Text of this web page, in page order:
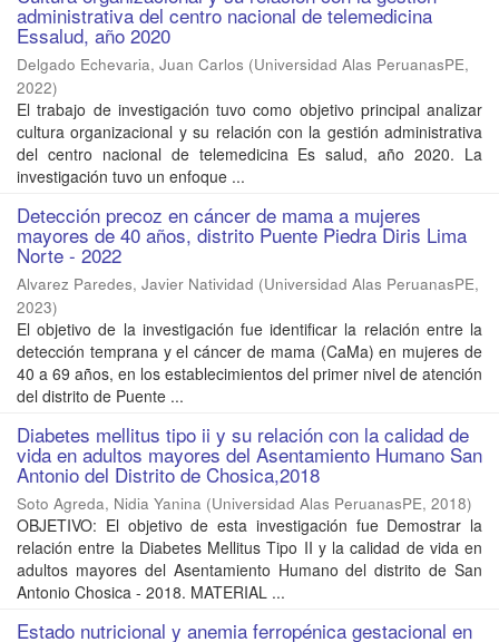
administrativa del centro nacional de telemedicina
Essalud, año 2020
Delgado Echevaria, Juan Carlos (Universidad Alas PeruanasPE,
2022)
El trabajo de investigación tuvo como objetivo principal analizar
cultura organizacional y su relación con la gestión administrativa
del centro nacional de telemedicina Es salud, año 2020. La
investigación tuvo un enfoque ...
Detección precoz en cáncer de mama a mujeres
mayores de 40 años, distrito Puente Piedra Diris Lima
Norte - 2022
Alvarez Paredes, Javier Natividad (Universidad Alas PeruanasPE,
2023)
El objetivo de la investigación fue identificar la relación entre la
detección temprana y el cáncer de mama (CaMa) en mujeres de
40 a 69 años, en los establecimientos del primer nivel de atención
del distrito de Puente ...
Diabetes mellitus tipo ii y su relación con la calidad de
vida en adultos mayores del Asentamiento Humano San
Antonio del Distrito de Chosica,2018
Soto Agreda, Nidia Yanina (Universidad Alas PeruanasPE, 2018)
OBJETIVO: El objetivo de esta investigación fue Demostrar la
relación entre la Diabetes Mellitus Tipo II y la calidad de vida en
adultos mayores del Asentamiento Humano del distrito de San
Antonio Chosica - 2018. MATERIAL ...
Estado nutricional y anemia ferropénica gestacional en